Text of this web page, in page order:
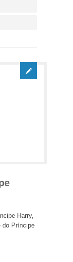
Harry,
do Príncipe